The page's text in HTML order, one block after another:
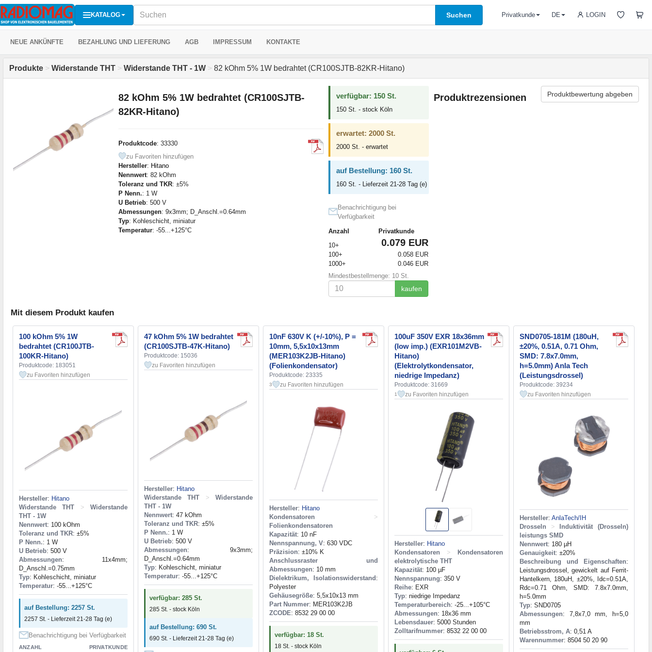
KATALOG Suchen LOGIN
Privatkunde DE
NEUE ANKÜNFTE BEZAHLUNG UND LIEFERUNG AGB IMPRESSUM KONTAKTE
Produkte > Widerstande THT > Widerstande THT - 1W > 82 kOhm 5% 1W bedrahtet (CR100SJTB-82KR-Hitano)
82 kOhm 5% 1W bedrahtet (CR100SJTB-
82KR-Hitano)
Produktcode: 33330
zu Favoriten hinzufügen
Hersteller: Hitano
Nennwert: 82 kOhm
Toleranz und TKR: ±5%
P Nenn.: 1 W
U Betrieb: 500 V
Abmessungen: 9x3mm; D_Anschl.=0.64mm
Typ: Kohleschicht, miniatur
Temperatur: -55...+125°C
verfügbar: 150 St.
150 St. - stock Köln
erwartet: 2000 St.
2000 St. - erwartet
auf Bestellung: 160 St.
160 St. - Lieferzeit 21-28 Tag (e)
Benachrichtigung bei
Verfügbarkeit
Anzahl
Privatkunde
10+
0.079 EUR
100+
0.058 EUR
1000+
0.046 EUR
Mindestbestellmenge: 10 St.
kaufen
Produktrezensionen Produktbewertung abgeben
Mit diesem Produkt kaufen
100 kOhm 5% 1W
bedrahtet (CR100JTB-
100KR-Hitano)
Produktcode: 183051
zu Favoriten hinzufügen
Hersteller: Hitano
Widerstande THT
>
Widerstande
THT - 1W
Nennwert: 100 kOhm
Toleranz und TKR: ±5%
P Nenn.: 1 W
U Betrieb: 500 V
Abmessungen: 11x4mm;
D_Anschl.=0.75mm
Typ: Kohleschicht, miniatur
Temperatur: -55...+125°C
auf Bestellung: 2257 St.
2257 St. - Lieferzeit 21-28 Tag (e)
Benachrichtigung bei Verfügbarkeit
ANZAHL PRIVATKUNDE
47 kOhm 5% 1W bedrahtet
(CR100SJTB-47K-Hitano)
Produktcode: 15036
zu Favoriten hinzufügen
Hersteller: Hitano
Widerstande THT
>
Widerstande
THT - 1W
Nennwert: 47 kOhm
Toleranz und TKR: ±5%
P Nenn.: 1 W
U Betrieb: 500 V
Abmessungen: 9x3mm;
D_Anschl.=0.64mm
Typ: Kohleschicht, miniatur
Temperatur: -55...+125°C
verfügbar: 285 St.
285 St. - stock Köln
auf Bestellung: 690 St.
690 St. - Lieferzeit 21-28 Tag (e)
10nF 630V K (+/-10%), P =
10mm, 5,5x10x13mm
(MER103K2JB-Hitano)
(Folienkondensator)
Produktcode: 23335
3 zu Favoriten hinzufügen
Hersteller: Hitano
Kondensatoren
>
Folienkondensatoren
Kapazität: 10 nF
Nennspannung, V: 630 VDC
Präzision: ±10% K
Anschlussraster und
Abmessungen: 10 mm
Dielektrikum, Isolationswiderstand :
Polyester
Gehäusegröße: 5,5x10x13 mm
Part Nummer: MER103K2JB
ZCODE: 8532 29 00 00
verfügbar: 18 St.
18 St. - stock Köln
100uF 350V EXR 18x36mm
(low imp.) (EXR101M2VB-
Hitano)
(Elektrolytkondensator,
niedrige Impedanz)
Produktcode: 31669
1 zu Favoriten hinzufügen
Hersteller: Hitano
Kondensatoren
>
Kondensatoren
elektrolytische THT
Kapazität: 100 µF
Nennspannung: 350 V
Reihe: EXR
Typ: niedrige Impedanz
Temperaturbereich: -25...+105°C
Abmessungen: 18x36 mm
Lebensdauer: 5000 Stunden
Zolltarifnummer: 8532 22 00 00
SND0705-181M (180uH,
±20%, 0.51A, 0.71 Ohm,
SMD: 7.8x7.0mm,
h=5.0mm) Anla Tech
(Leistungsdrossel)
Produktcode: 39234
zu Favoriten hinzufügen
Hersteller: AnlaTech/IH
Drosseln
>
Induktivität (Drosseln)
leistungs SMD
Nennwert: 180 µH
Genauigkeit: ±20%
Beschreibung und Eigenschaften:
Leistungsdrossel, gewickelt auf Ferrit-
Hantelkern, 180uH, ±20%, Idc=0.51A,
Rdc=0.71 Ohm, SMD: 7.8x7.0mm,
h=5.0mm
Typ: SND0705
Abmessungen: 7,8x7,0 mm, h=5,0
mm
Betriebsstrom, A: 0,51 A
Warennummer: 8504 50 20 90